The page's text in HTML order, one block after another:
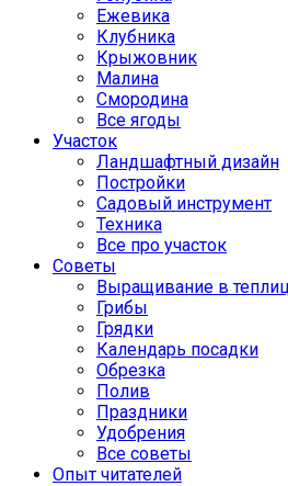
Ежевика
Клубника
Крыжовник
Малина
Смородина
Все ягоды
Участок
Ландшафтный дизайн
Постройки
Садовый инструмент
Техника
Все про участок
Советы
Выращивание в
Грибы
Грядки
Календарь посадки
Обрезка
Полив
Праздники
Удобрения
Все советы
Опыт читателей